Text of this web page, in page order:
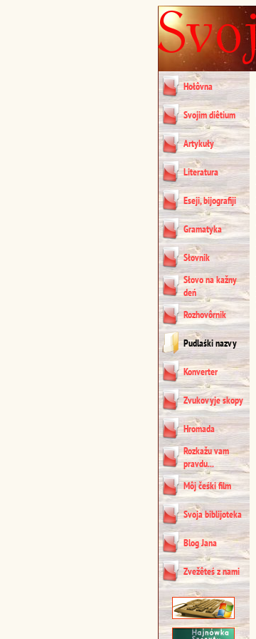
Hołôvna
Svojim diêtium
Artykuły
Literatura
Eseji, bijografiji
Gramatyka
Słovnik
Słovo na kažny
deń
Rozhovôrnik
Pudlaśki nazvy
Konverter
Zvukovyje skopy
Hromada
Rozkažu vam
pravdu...
Môj čeśki film
Svoja biblijoteka
Blog Jana
Zvežêteś z nami